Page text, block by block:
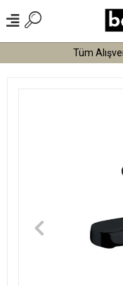
Tüm